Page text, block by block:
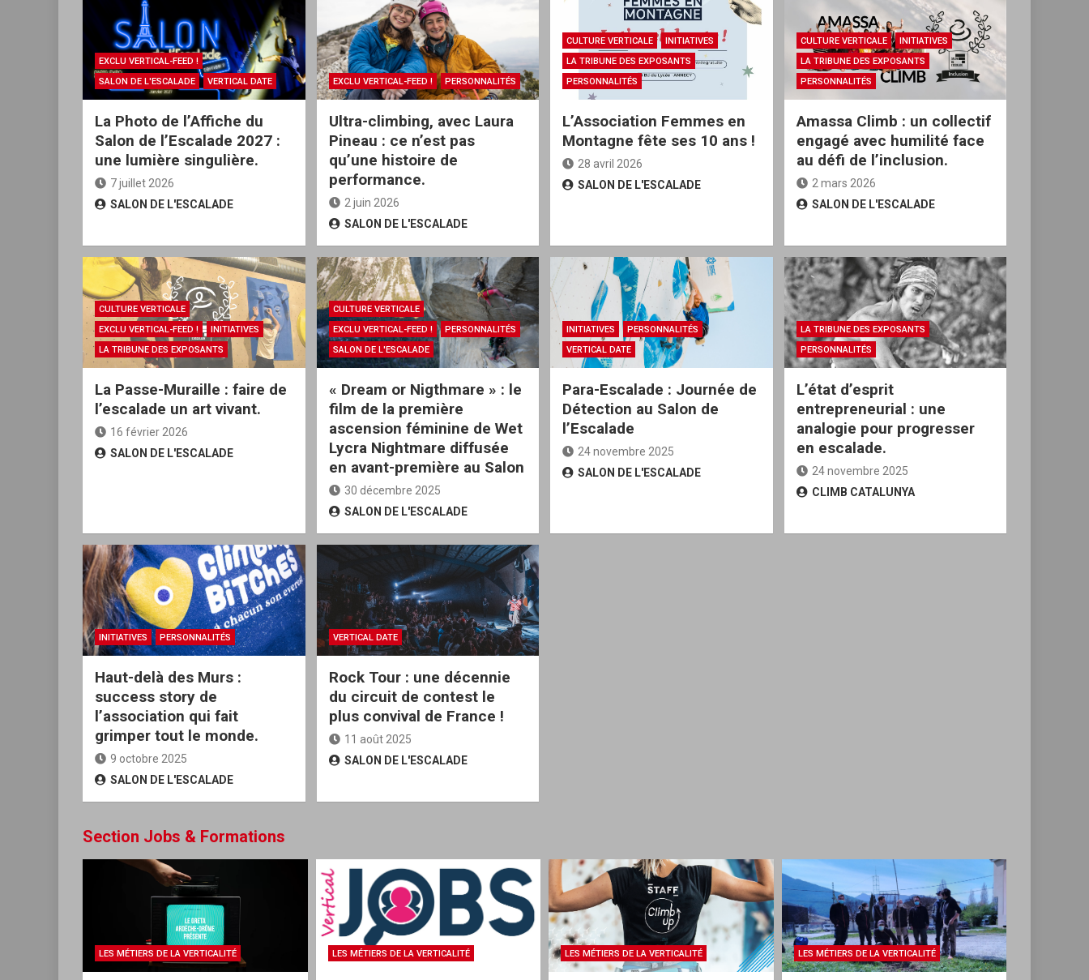
EXCLU VERTICAL-FEED !
SALON DE L'ESCALADE
VERTICAL DATE
La Photo de l’Affiche du
Salon de l’Escalade 2027 :
une lumière singulière.
7 juillet 2026
SALON DE L'ESCALADE
EXCLU VERTICAL-FEED ! PERSONNALITÉS
Ultra-climbing, avec Laura
Pineau : ce n’est pas
qu’une histoire de
performance.
2 juin 2026
SALON DE L'ESCALADE
CULTURE VERTICALE
INITIATIVES
LA TRIBUNE DES EXPOSANTS
PERSONNALITÉS
L’Association Femmes en
Montagne fête ses 10 ans !
28 avril 2026
SALON DE L'ESCALADE
CULTURE VERTICALE
INITIATIVES
LA TRIBUNE DES EXPOSANTS
PERSONNALITÉS
Amassa Climb : un collectif
engagé avec humilité face
au défi de l’inclusion.
2 mars 2026
SALON DE L'ESCALADE
CULTURE VERTICALE
EXCLU VERTICAL-FEED !
INITIATIVES
LA TRIBUNE DES EXPOSANTS
La Passe-Muraille : faire de
l’escalade un art vivant.
16 février 2026
SALON DE L'ESCALADE
CULTURE VERTICALE
EXCLU VERTICAL-FEED !
PERSONNALITÉS
SALON DE L'ESCALADE
« Dream or Nigthmare » : le
film de la première
ascension féminine de Wet
Lycra Nightmare diffusée
en avant-première au Salon
30 décembre 2025
SALON DE L'ESCALADE
INITIATIVES
PERSONNALITÉS
VERTICAL DATE
Para-Escalade : Journée de
Détection au Salon de
l’Escalade
24 novembre 2025
SALON DE L'ESCALADE
LA TRIBUNE DES EXPOSANTS
PERSONNALITÉS
L’état d’esprit
entrepreneurial : une
analogie pour progresser
en escalade.
24 novembre 2025
CLIMB CATALUNYA
INITIATIVES PERSONNALITÉS
Haut-delà des Murs :
success story de
l’association qui fait
grimper tout le monde.
9 octobre 2025
SALON DE L'ESCALADE
VERTICAL DATE
Rock Tour : une décennie
du circuit de contest le
plus convival de France !
11 août 2025
SALON DE L'ESCALADE
Section Jobs & Formations
LES MÉTIERS DE LA VERTICALITÉ LES MÉTIERS DE LA VERTICALITÉ LES MÉTIERS DE LA VERTICALITÉ LES MÉTIERS DE LA VERTICALITÉ